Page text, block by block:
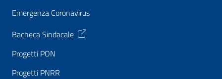
Emergenza Coronavirus
Bacheca Sindacale
Progetti PON
Progetti PNRR